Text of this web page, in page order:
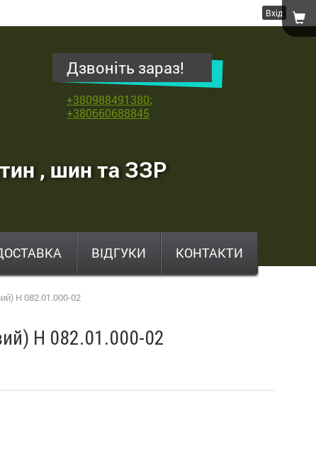
Вхід
Дзвоніть зараз!
+380988491380;
+380660688845
, шин та ЗЗР
ВІДГУКИ КОНТАКТИ
Н 082.01.000-02
Н 082.01.000-02